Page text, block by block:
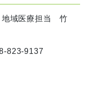
域医療担当 竹
823-9137